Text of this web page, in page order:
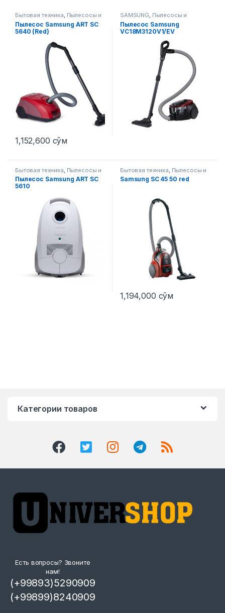
Бытовая техника, Пылесосы и
аксессуары
Пылесос Samsung ART SC
5640 (Red)
1,152,600 сўм
SAMSUNG, Пылесосы и
аксессуары
Пылесос Samsung
VC18M3120V1/EV
Бытовая техника Пылесосы и
аксессуары
Пылесос Samsung ART SC
5610
Этот товар имеет несколько вариаций. Опции можно
Бытовая техника Пылесосы и
аксессуары
Samsung SC 45 50 red
1,194,000 сўм
Категории товаров
Есть вопросы? Звоните
нам!
(+99893)5290909
(+99899)8240909